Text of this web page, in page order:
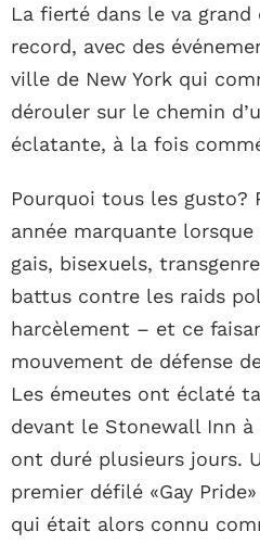
La fierté dans le va grand
record, avec des
ville de New York qui
dérouler sur le chemin
éclatante, à la fois
Pourquoi tous les gusto?
année marquante
gais, bisexuels,
battus contre les raids
harcèlement – et ce
mouvement de défense
Les émeutes ont éclaté
devant le Stonewall Inn à
ont duré plusieurs jours.
premier défilé «Gay
qui était alors connu